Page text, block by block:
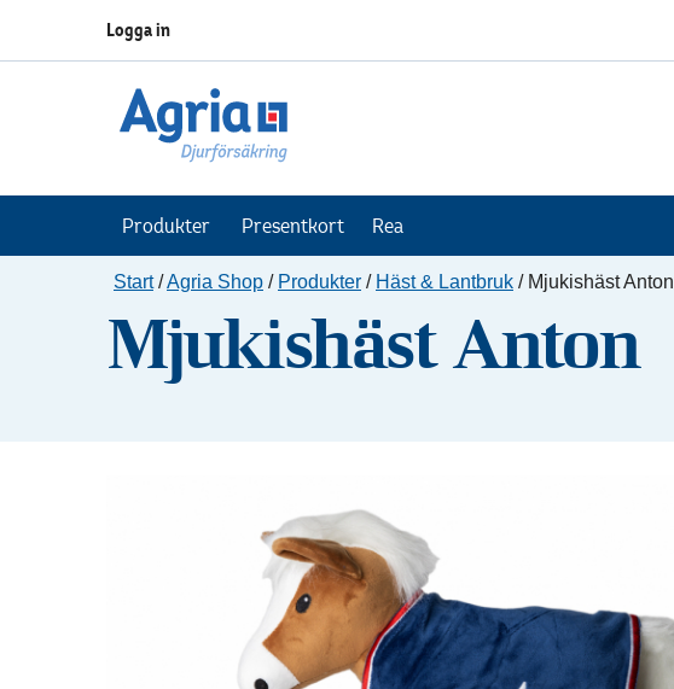
Logga in
Produkter Presentkort Rea
Start/Agria Shop / Produkter / Häst & Lantbruk / Mjukishäst Anton
Mjukishäst Anton